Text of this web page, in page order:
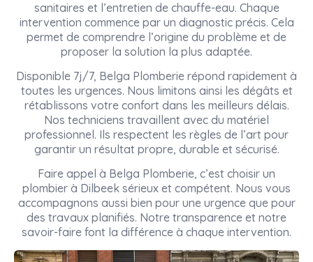
sanitaires et l’entretien de chauffe-eau. Chaque
intervention commence par un diagnostic précis. Cela
permet de comprendre l’origine du problème et de
proposer la solution la plus adaptée.
Disponible 7j/7, Belga Plomberie répond rapidement à
toutes les urgences. Nous limitons ainsi les dégâts et
rétablissons votre confort dans les meilleurs délais.
Nos techniciens travaillent avec du matériel
professionnel. Ils respectent les règles de l’art pour
garantir un résultat propre, durable et sécurisé.
Faire appel à Belga Plomberie, c’est choisir un
plombier à Dilbeek sérieux et compétent. Nous vous
accompagnons aussi bien pour une urgence que pour
des travaux planifiés. Notre transparence et notre
savoir-faire font la différence à chaque intervention.